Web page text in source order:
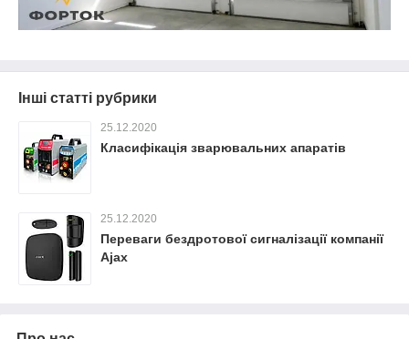
Інші статті рубрики
25.12.2020
Класифікація зварювальних апаратів
25.12.2020
Переваги бездротової сигналізації компанії
Ajax